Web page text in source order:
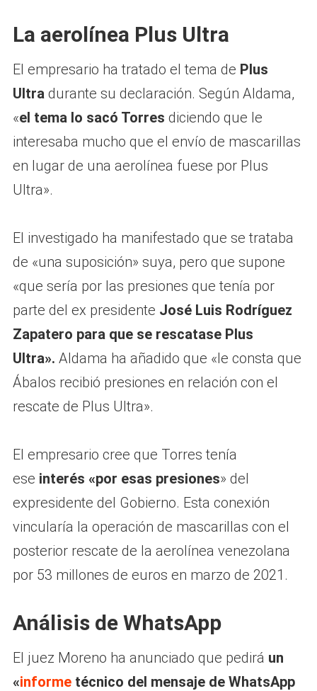
La aerolínea Plus Ultra
El empresario ha tratado el tema de Plus
Ultra durante su declaración. Según Aldama,
«el tema lo sacó Torres diciendo que le
interesaba mucho que el envío de mascarillas
en lugar de una aerolínea fuese por Plus
Ultra».
El investigado ha manifestado que se trataba
de «una suposición» suya, pero que supone
«que sería por las presiones que tenía por
parte del ex presidente José Luis Rodríguez
Zapatero para que se rescatase Plus
Ultra». Aldama ha añadido que «le consta que
Ábalos recibió presiones en relación con el
rescate de Plus Ultra».
El empresario cree que Torres tenía
ese interés «por esas presiones» del
expresidente del Gobierno. Esta conexión
vincularía la operación de mascarillas con el
posterior rescate de la aerolínea venezolana
por 53 millones de euros en marzo de 2021.
Análisis de WhatsApp
El juez Moreno ha anunciado que pedirá un
«informetécnico del mensaje de WhatsApp